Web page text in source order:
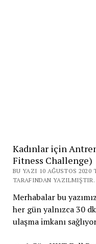
Kadınlar için
Fitness Challenge)
BU YAZI 10 AĞUSTOS 2020
TARAFINDAN YAZILMIŞTIR.
Merhabalar bu
her gün yalnızca 30
ulaşma imkanı